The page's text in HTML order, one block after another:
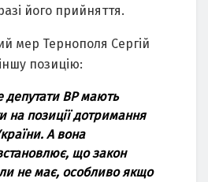
його прийняття.
мер Тернополя Сергій
позицію:
депутати ВР мають
на позиції дотримання
А вона
що закон
не має, особливо якщо